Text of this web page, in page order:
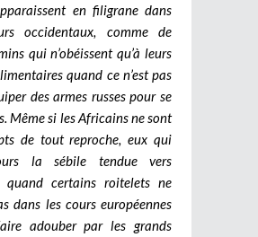
en filigrane dans
occidentaux, comme de
qui n’obéissent qu’à leurs
quand ce n’est pas
des armes russes pour se
Même si les Africains ne sont
de tout reproche, eux qui
la sébile tendue vers
quand certains roitelets ne
dans les cours européennes
adouber par les grands